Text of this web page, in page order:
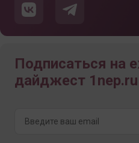
Подписаться на
дайджест 1nep.ru